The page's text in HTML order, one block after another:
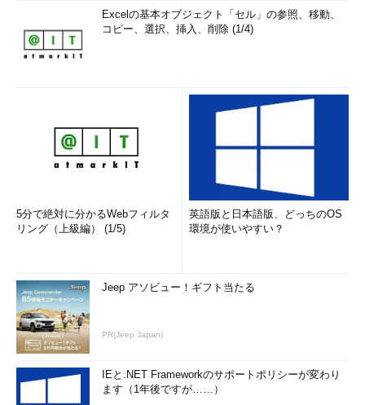
Excelの基本オブジェクト「セル」の参照、移動、
コピー、選択、挿入、削除 (1/4)
5分で絶対に分かるWebフィルタ
リング（上級編） (1/5)
英語版と日本語版、どっちのOS
環境が使いやすい？
Jeep アソビュー！ギフト当たる
PR(Jeep Japan)
IEと.NET Frameworkのサポートポリシーが変わり
ます（1年後ですが……）